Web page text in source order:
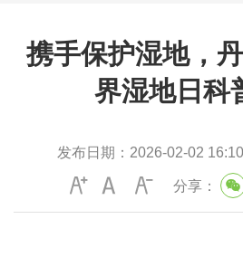
携手保护湿地，
界湿地日科
发布日期： 2026-02-02
分享：